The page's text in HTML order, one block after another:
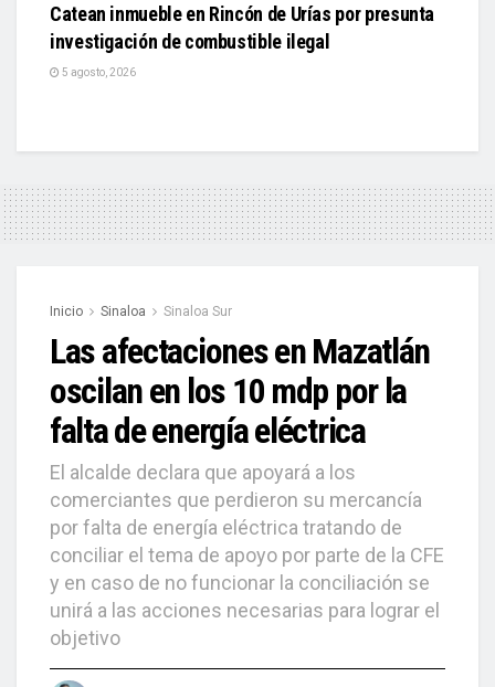
Catean inmueble en Rincón de Urías por presunta
investigación de combustible ilegal
5 agosto, 2026
Inicio Sinaloa Sinaloa Sur
Las afectaciones en Mazatlán
oscilan en los 10 mdp por la
falta de energía eléctrica
El alcalde declara que apoyará a los
comerciantes que perdieron su mercancía
por falta de energía eléctrica tratando de
conciliar el tema de apoyo por parte de la CFE
y en caso de no funcionar la conciliación se
unirá a las acciones necesarias para lograr el
objetivo